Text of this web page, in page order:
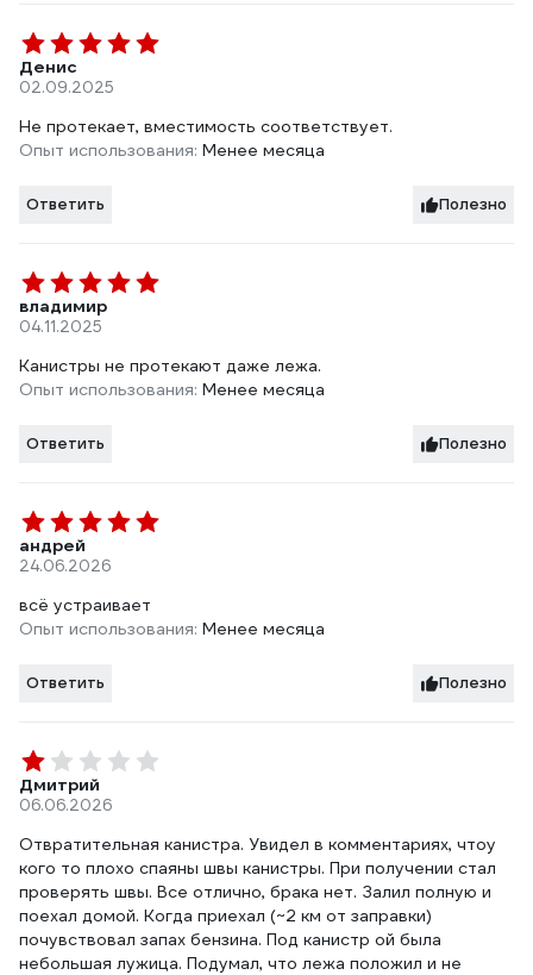
Денис
02.09.2025
Не протекает, вместимость соответствует.
Опыт использования: Менее месяца
Ответить Полезно
владимир
04.11.2025
Канистры не протекают даже лежа.
Опыт использования: Менее месяца
Ответить Полезно
андрей
24.06.2026
всё устраивает
Опыт использования: Менее месяца
Ответить Полезно
Дмитрий
06.06.2026
Отвратительная канистра. Увидел в комментариях, чтоу
кого то плохо спаяны швы канистры. При получении стал
проверять швы. Все отлично, брака нет. Залил полную и
поехал домой. Когда приехал (~2 км от заправки)
почувствовал запах бензина. Под канистр ой была
небольшая лужица. Подумал, что лежа положил и не